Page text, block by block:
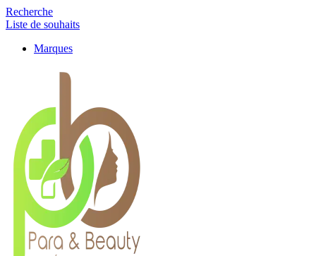
Recherche
Liste de souhaits
Marques